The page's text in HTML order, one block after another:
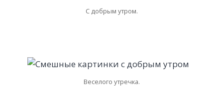
С добрым утром.
Веселого утречка.